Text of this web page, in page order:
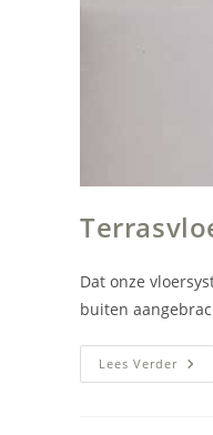
Dat onze
buiten
Lees Verder